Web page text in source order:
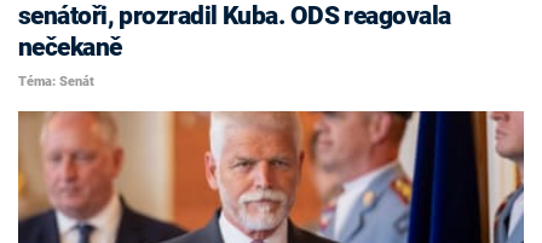
senátoři, prozradil Kuba. ODS reagovala
nečekaně
Téma: Senát